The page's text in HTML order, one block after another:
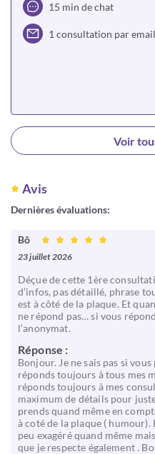
15 min de chat
1 consultation par email
Voir
Avis
Dernières évaluations:
Bô
23 juillet 2026
Déçue de cette 1ère
d’infos, pas détaillé, phrase
est à côté de la plaque. Et
ne répond pas… si vous
l’anonymat.
Réponse :
Bonjour. Je ne sais pas si
réponds toujours à tous mes
réponds toujours à mes
maximum de détails pour
prends quand même en
à coté de la plaque (
peu exagéré quand même
que je respecte également .